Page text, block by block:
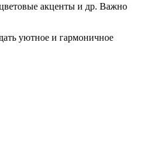
акценты и др. Важно
уютное и гармоничное